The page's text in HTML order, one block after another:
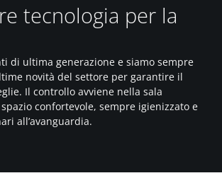
tecnologia per la
di ultima generazione e siamo sempre
novità del settore per garantire il
Il controllo avviene nella sala
confortevole, sempre igienizzato e
all’avanguardia.